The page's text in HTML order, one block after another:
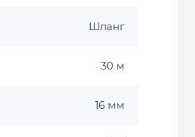
Шланг
30 м
16 мм